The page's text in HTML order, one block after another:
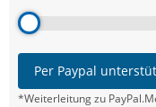
Per Paypal
*Weiterleitung zu